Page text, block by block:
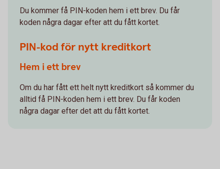
Du kommer få PIN-koden hem i ett brev. Du får
koden några dagar efter att du fått kortet.
PIN-kod för nytt kreditkort
Hem i ett brev
Om du har fått ett helt nytt kreditkort så kommer du
alltid få PIN-koden hem i ett brev. Du får koden
några dagar efter det att du fått kortet.